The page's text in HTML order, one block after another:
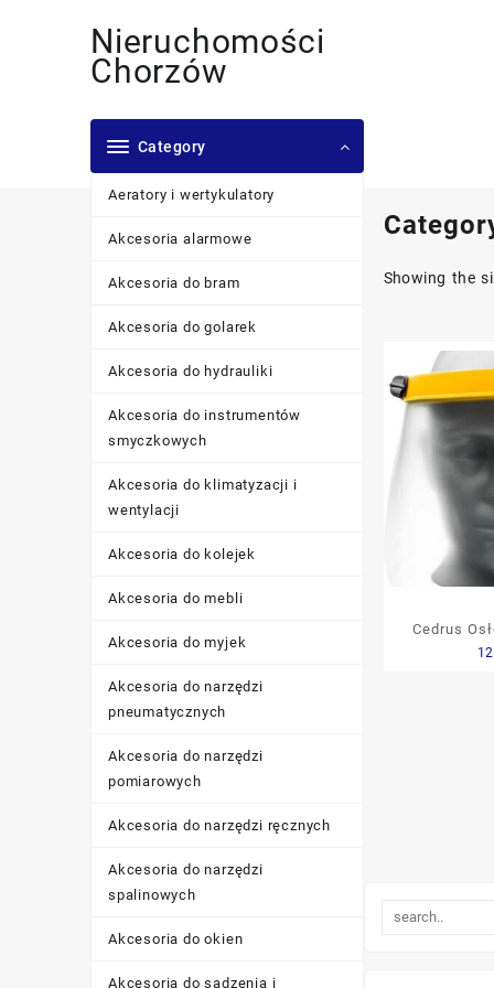
Nieruchomości
Chorzów
Category
Aeratory i wertykulatory
Akcesoria alarmowe
Akcesoria do bram
Akcesoria do golarek
Akcesoria do hydrauliki
Akcesoria do instrumentów
smyczkowych
Akcesoria do klimatyzacji i
wentylacji
Akcesoria do kolejek
Akcesoria do mebli
Akcesoria do myjek
Akcesoria do narzędzi
pneumatycznych
Akcesoria do narzędzi
pomiarowych
Akcesoria do narzędzi ręcznych
Akcesoria do narzędzi
spalinowych
Akcesoria do okien
Akcesoria do sadzenia i
Showing the
Cedrus